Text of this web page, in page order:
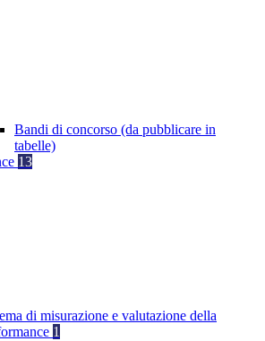
Bandi di concorso (da pubblicare in
tabelle)
13
di misurazione e valutazione della
1